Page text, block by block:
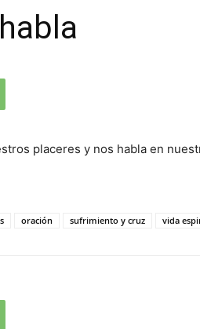
placeres y nos habla en
oración sufrimiento y cruz vida